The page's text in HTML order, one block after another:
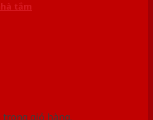
tắm
trong giỏ hàng.